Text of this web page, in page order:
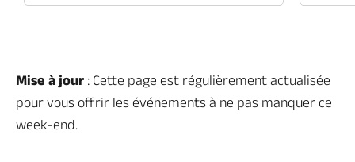
Mise à jour : Cette page est régulièrement actualisée
pour vous offrir les événements à ne pas manquer ce
week-end.